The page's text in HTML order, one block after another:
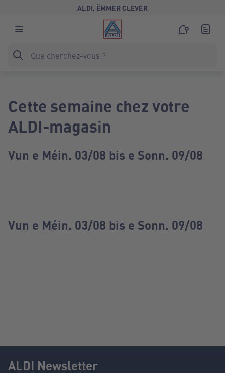
ALDI, ËMMER CLEVER
Cette semaine chez votre
ALDI-magasin
Vun e Méin. 03/08 bis e Sonn. 09/08
Vun e Méin. 03/08 bis e Sonn. 09/08
ALDI Newsletter